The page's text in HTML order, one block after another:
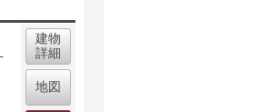
建物
詳細
地図